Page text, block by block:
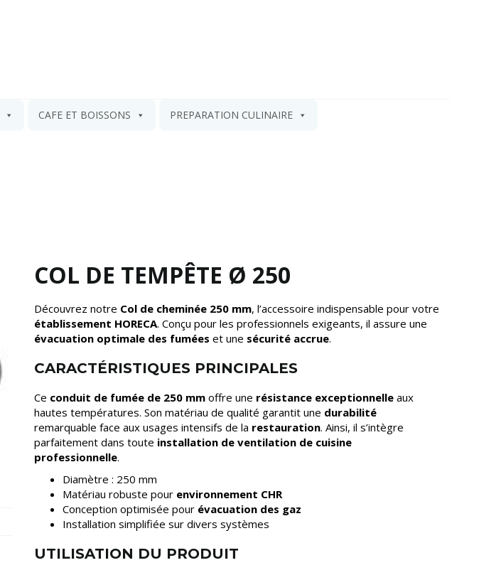
CAFE ET BOISSONS PREPARATION CULINAIRE
COL DE TEMPÊTE Ø 250
Découvrez notre Col de cheminée 250 mm, l’accessoire indispensable pour votre
établissement HORECA. Conçu pour les professionnels exigeants, il assure une
évacuation optimale des fumées et une sécurité accrue.
CARACTÉRISTIQUES PRINCIPALES
Ce conduit de fumée de 250 mm offre une résistance exceptionnelle aux
hautes températures. Son matériau de qualité garantit une durabilité
remarquable face aux usages intensifs de la restauration. Ainsi, il s’intègre
parfaitement dans toute installation de ventilation de cuisine
professionnelle.
Diamètre : 250 mm
Matériau robuste pour environnement CHR
Conception optimisée pour évacuation des gaz
Installation simplifiée sur divers systèmes
UTILISATION DU PRODUIT